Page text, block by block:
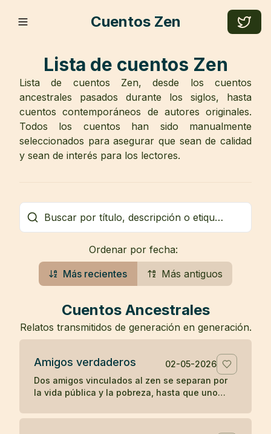
Cuentos Zen
Lista de cuentos Zen
Lista de cuentos Zen, desde los cuentos
ancestrales pasados durante los siglos, hasta
cuentos contemporáneos de autores originales.
Todos los cuentos han sido manualmente
seleccionados para asegurar que sean de calidad
y sean de interés para los lectores.
Ordenar por fecha:
Más recientes
Más antiguos
Cuentos Ancestrales
Relatos transmitidos de generación en generación.
Amigos verdaderos
02-05-2026
Dos amigos vinculados al zen se separan por
la vida pública y la pobreza, hasta que uno
cuerpo con gratitud.